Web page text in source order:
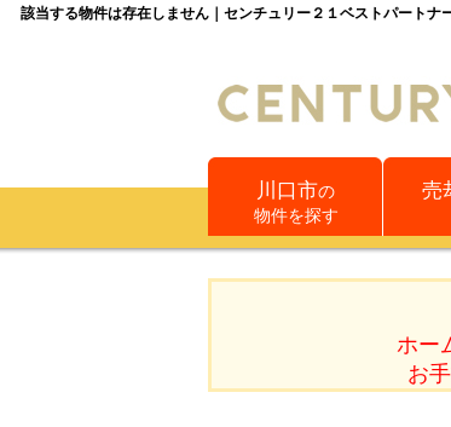
該当する物件は存在しません｜センチュリー２１ベストパートナ
川口市の
物件を探す
売
ホー
お